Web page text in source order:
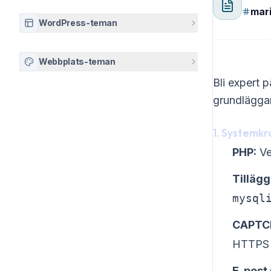
WordPress-teman
Webbplats-teman
Bli expert
1.
PHP: